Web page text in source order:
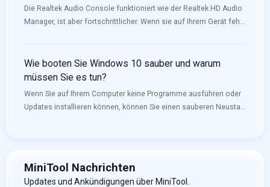
Die Realtek Audio Console funktioniert wie der Realtek HD Audio
Manager, ist aber fortschrittlicher. Wenn sie auf Ihrem Gerät fehlt
wird Ihnen in diesem Beitrag zeigen, wie Sie die Realtek Audio
Console herunterladen können.
Wie booten Sie Windows 10 sauber und warum
müssen Sie es tun?
Wenn Sie auf Ihrem Computer keine Programme ausführen oder
Updates installieren können, können Sie einen sauberen Neustart
der MiniTool-Homepage.
MiniTool Nachrichten
Updates und Ankündigungen über MiniTool.